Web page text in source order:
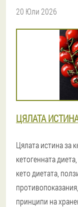
20 Юли 2026
ЦЯЛАТА
Цялата истина за
кетогенната
кето диетата,
принципи на